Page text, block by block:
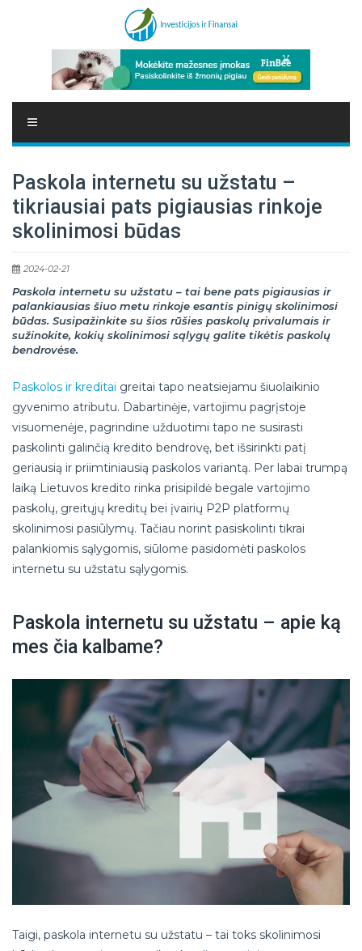
Paskola internetu su užstatu –
tikriausiai pats pigiausias rinkoje
skolinimosi būdas
2024-02-21
Paskola internetu su užstatu – tai bene pats pigiausias ir
palankiausias šiuo metu rinkoje esantis pinigų skolinimosi
būdas. Susipažinkite su šios rūšies paskolų privalumais ir
sužinokite, kokių skolinimosi sąlygų galite tikėtis paskolų
bendrovėse.
Paskolos ir kreditai greitai tapo neatsiejamu šiuolaikinio
gyvenimo atributu. Dabartinėje, vartojimu pagrįstoje
visuomenėje, pagrindine užduotimi tapo ne susirasti
paskolinti galinčią kredito bendrovę, bet išsirinkti patį
geriausią ir priimtiniausią paskolos variantą. Per labai trumpą
laiką Lietuvos kredito rinka prisipildė begale vartojimo
paskolų, greitųjų kreditų bei įvairių P2P platformų
skolinimosi pasiūlymų. Tačiau norint pasiskolinti tikrai
palankiomis sąlygomis, siūlome pasidomėti paskolos
internetu su užstatu sąlygomis.
Paskola internetu su užstatu – apie ką
mes čia kalbame?
Taigi, paskola internetu su užstatu – tai toks skolinimosi